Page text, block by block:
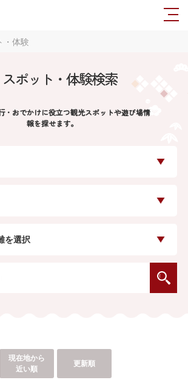
・体験
スポット・体験検索
・おでかけに役立つ観光スポットや遊び場情
報を探せます。
を選択
現在地から
近い順
更新順